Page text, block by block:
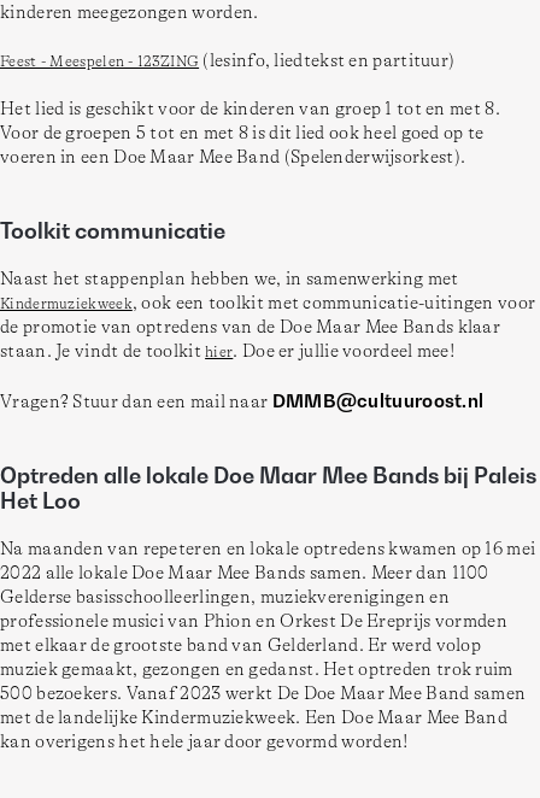
kinderen meegezongen worden.
Feest - Meespelen - 123ZING (lesinfo, liedtekst en partituur)
Het lied is geschikt voor de kinderen van groep 1 tot en met 8.
Voor de groepen 5 tot en met 8 is dit lied ook heel goed op te
voeren in een Doe Maar Mee Band (Spelenderwijsorkest).
Toolkit communicatie
Kindermuziekweek, ook een toolkit met communicatie-uitingen voor
de promotie van optredens van de Doe Maar Mee Bands klaar
staan. Je vindt de toolkit hier. Doe er jullie voordeel mee!
Vragen? Stuur dan een mail naar DMMB@cultuuroost.nl
Optreden alle lokale Doe Maar Mee Bands bij Paleis
Het Loo
Na maanden van repeteren en lokale optredens kwamen op 16 mei
2022 alle lokale Doe Maar Mee Bands samen. Meer dan 1100
Gelderse basisschoolleerlingen, muziekverenigingen en
professionele musici van Phion en Orkest De Ereprijs vormden
met elkaar de grootste band van Gelderland. Er werd volop
muziek gemaakt, gezongen en gedanst. Het optreden trok ruim
500 bezoekers. Vanaf 2023 werkt De Doe Maar Mee Band samen
met de landelijke Kindermuziekweek. Een Doe Maar Mee Band
kan overigens het hele jaar door gevormd worden!